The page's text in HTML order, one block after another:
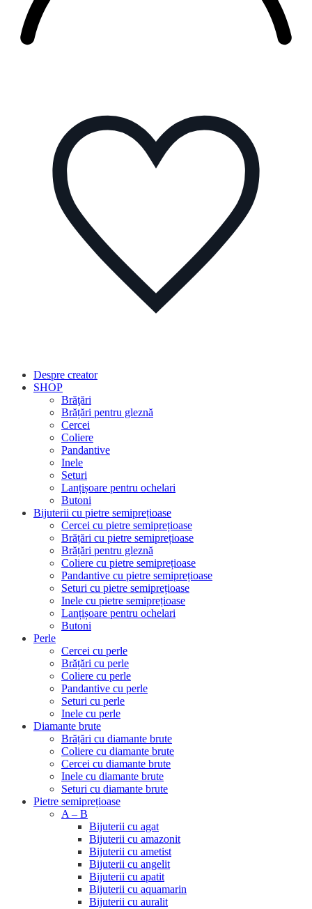
Despre creator
SHOP
Brăţări
Brățări pentru gleznă
Cercei
Coliere
Pandantive
Inele
Seturi
Lanțișoare pentru ochelari
Butoni
Bijuterii cu pietre semiprețioase
Cercei cu pietre semiprețioase
Brățări cu pietre semiprețioase
Brățări pentru gleznă
Coliere cu pietre semiprețioase
Pandantive cu pietre semiprețioase
Seturi cu pietre semiprețioase
Inele cu pietre semiprețioase
Lanțișoare pentru ochelari
Butoni
Perle
Cercei cu perle
Brățări cu perle
Coliere cu perle
Pandantive cu perle
Seturi cu perle
Inele cu perle
Diamante brute
Brățări cu diamante brute
Coliere cu diamante brute
Cercei cu diamante brute
Inele cu diamante brute
Seturi cu diamante brute
Pietre semiprețioase
A – B
Bijuterii cu agat
Bijuterii cu amazonit
Bijuterii cu ametist
Bijuterii cu angelit
Bijuterii cu apatit
Bijuterii cu aquamarin
Bijuterii cu auralit